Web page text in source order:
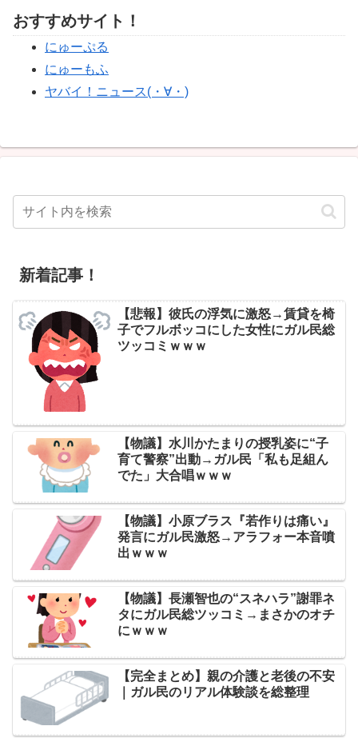
おすすめサイト！
にゅーぷる
にゅーもふ
ヤバイ！ニュース(・∀・)
新着記事！
【悲報】彼氏の浮気に激怒→賃貸を椅
子でフルボッコにした女性にガル民総
ツッコミｗｗｗ
【物議】水川かたまりの授乳姿に“子
育て警察”出動→ガル民「私も足組ん
でた」大合唱ｗｗｗ
【物議】小原ブラス『若作りは痛い』
発言にガル民激怒→アラフォー本音噴
出ｗｗｗ
【物議】長瀬智也の“スネハラ”謝罪ネ
タにガル民総ツッコミ→まさかのオチ
にｗｗｗ
【完全まとめ】親の介護と老後の不安
｜ガル民のリアル体験談を総整理